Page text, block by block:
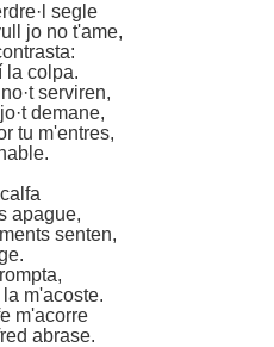
segle
jo no t'ame,
la colpa.
serviren,
demane,
tu m'entres,
apague,
senten,
m'acoste.
m'acorre
abrase.